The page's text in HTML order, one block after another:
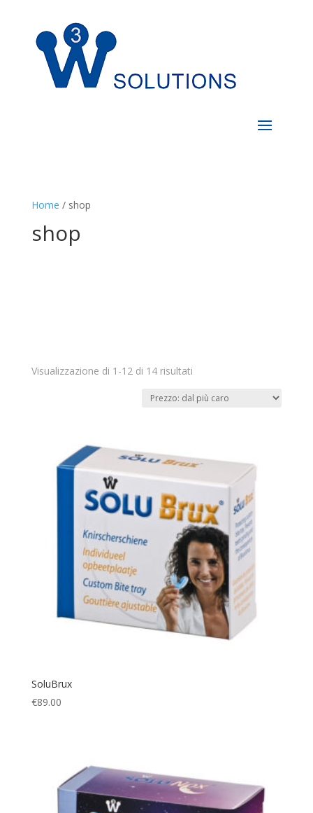
Home / shop
shop
Visualizzazione di 1-12 di 14 risultatiPrezzo:
più
SoluBrux
€89.00